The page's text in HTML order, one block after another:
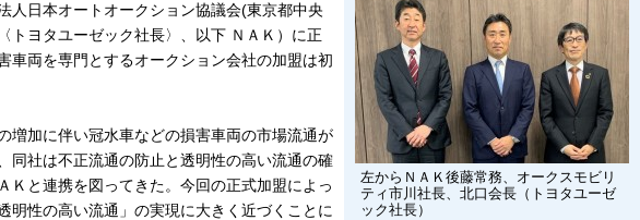
左からＮＡＫ後藤常務、オークスモビリ
ティ市川社長、北口会長（トヨタユーゼ
ック社長）
人日本オートオークション協議会(東京都中央
トヨタユーゼック社長〉、以下 ＮＡＫ）に正
車両を専門とするオークション会社の加盟は初
増加に伴い冠水車などの損害車両の市場流通が
同社は不正流通の防止と透明性の高い流通の確
Ｋと連携を図ってきた。今回の正式加盟によっ
明性の高い流通」の実現に大きく近づくことに